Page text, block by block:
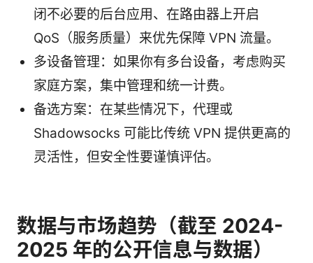
闭不必要的后台应用、在路由器上开启
QoS（服务质量）来优先保障 VPN 流量。
多设备管理：如果你有多台设备，考虑购买
家庭方案，集中管理和统一计费。
备选方案：在某些情况下，代理或
Shadowsocks 可能比传统 VPN 提供更高的
灵活性，但安全性要谨慎评估。
数据与市场趋势（截至 2024-
2025 年的公开信息与数据）